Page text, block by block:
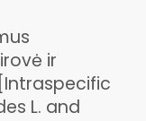
ir
L. and